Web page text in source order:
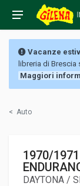
Vacanze
libreria di
Maggiori
< Auto
1970/1971
DAYTONA /